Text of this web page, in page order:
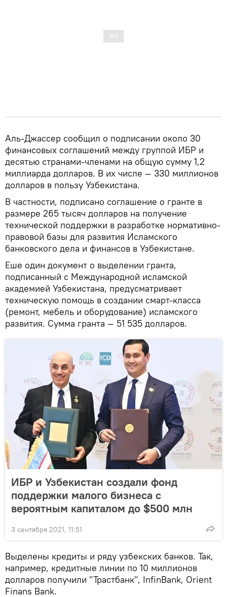
Аль-Джассер сообщил о подписании около 30
финансовых соглашений между группой ИБР и
десятью странами-членами на общую сумму 1,2
миллиарда долларов. В их числе — 330 миллионов
долларов в пользу Узбекистана.
В частности, подписано соглашение о гранте в
размере 265 тысяч долларов на получение
технической поддержки в разработке нормативно-
правовой базы для развития Исламского
банковского дела и финансов в Узбекистане.
Еше один документ о выделении гранта,
подписанный с Международной исламской
академией Узбекистана, предусматривает
техническую помощь в создании смарт-класса
(ремонт, мебель и оборудование) исламского
развития. Сумма гранта — 51 535 долларов.
ИБР и Узбекистан создали фонд
поддержки малого бизнеса с
вероятным капиталом до $500 млн
3 сентября 2021, 11:51
Выделены кредиты и ряду узбекских банков. Так,
например, кредитные линии по 10 миллионов
долларов получили "Трастбанк", InfinBank, Orient
Finans Bank.